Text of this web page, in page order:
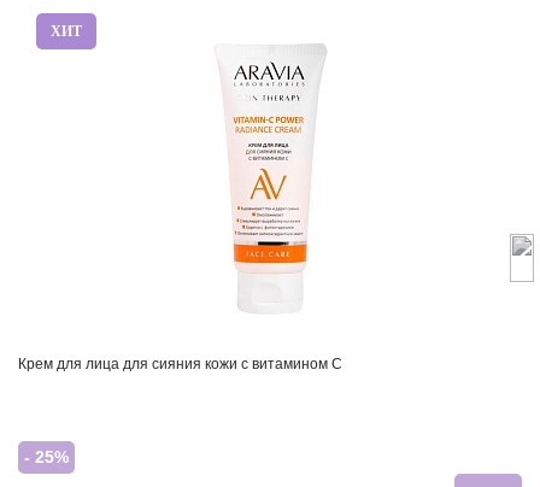
ХИТ
Крем для лица для сияния кожи с витамином С
- 25%